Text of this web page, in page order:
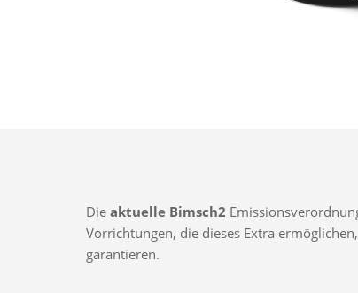
Die aktuelle Bimsch2
Vorrichtungen, die dieses Extra
garantieren.